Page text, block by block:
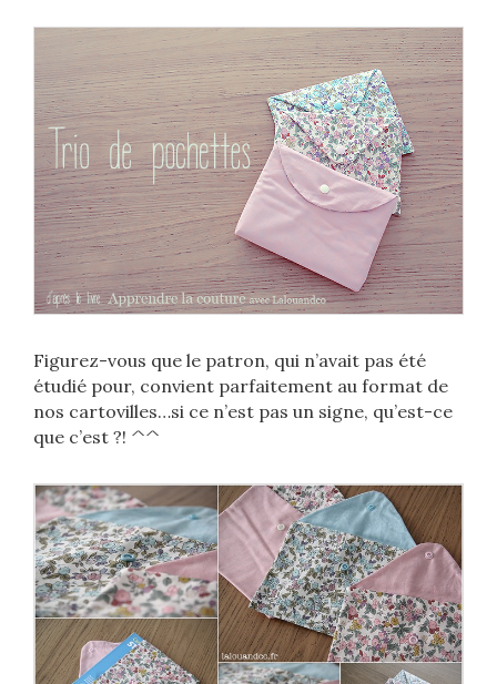
Figurez-vous que le patron, qui n’avait pas été
étudié pour, convient parfaitement au format de
nos cartovilles…si ce n’est pas un signe, qu’est-ce
que c’est ?! ^^